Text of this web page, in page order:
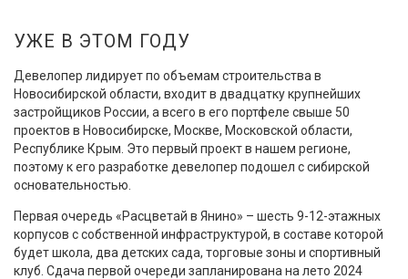
УЖЕ В ЭТОМ ГОДУ
Девелопер лидирует по объемам строительства в
Новосибирской области, входит в двадцатку крупнейших
застройщиков России, а всего в его портфеле свыше 50
проектов в Новосибирске, Москве, Московской области,
Республике Крым. Это первый проект в нашем регионе,
поэтому к его разработке девелопер подошел с сибирской
основательностью.
Первая очередь «Расцветай в Янино» – шесть 9-12-этажных
корпусов с собственной инфраструктурой, в составе которой
будет школа, два детских сада, торговые зоны и спортивный
клуб. Сдача первой очереди запланирована на лето 2024